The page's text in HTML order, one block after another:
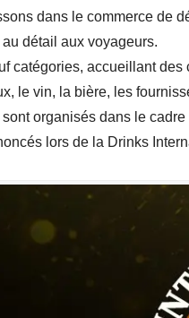
dans le commerce de
au détail aux voyageurs.
catégories, accueillant
le vin, la bière, les
sont organisés dans le cadre
lors de la Drinks